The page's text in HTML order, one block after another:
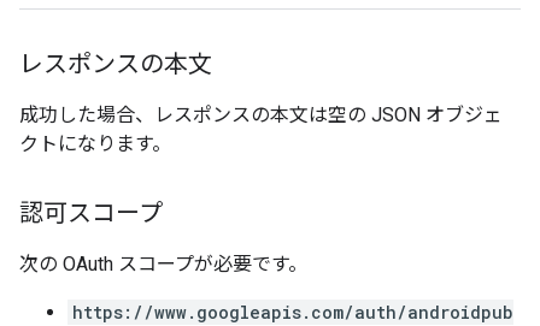
レスポンスの本文
成功した場合、レスポンスの本文は空の JSON オブジェ
クトになります。
認可スコープ
次の OAuth スコープが必要です。
https://www.googleapis.com/auth/androidpub